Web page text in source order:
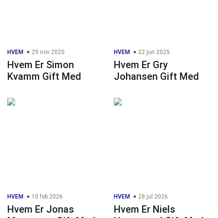
HVEM 29 nov 2025
Hvem Er Simon
Kvamm Gift Med
HVEM 22 jun 2025
Hvem Er Gry
Johansen Gift Med
HVEM 10 feb 2026
Hvem Er Jonas
HVEM 28 jul 2026
Hvem Er Niels